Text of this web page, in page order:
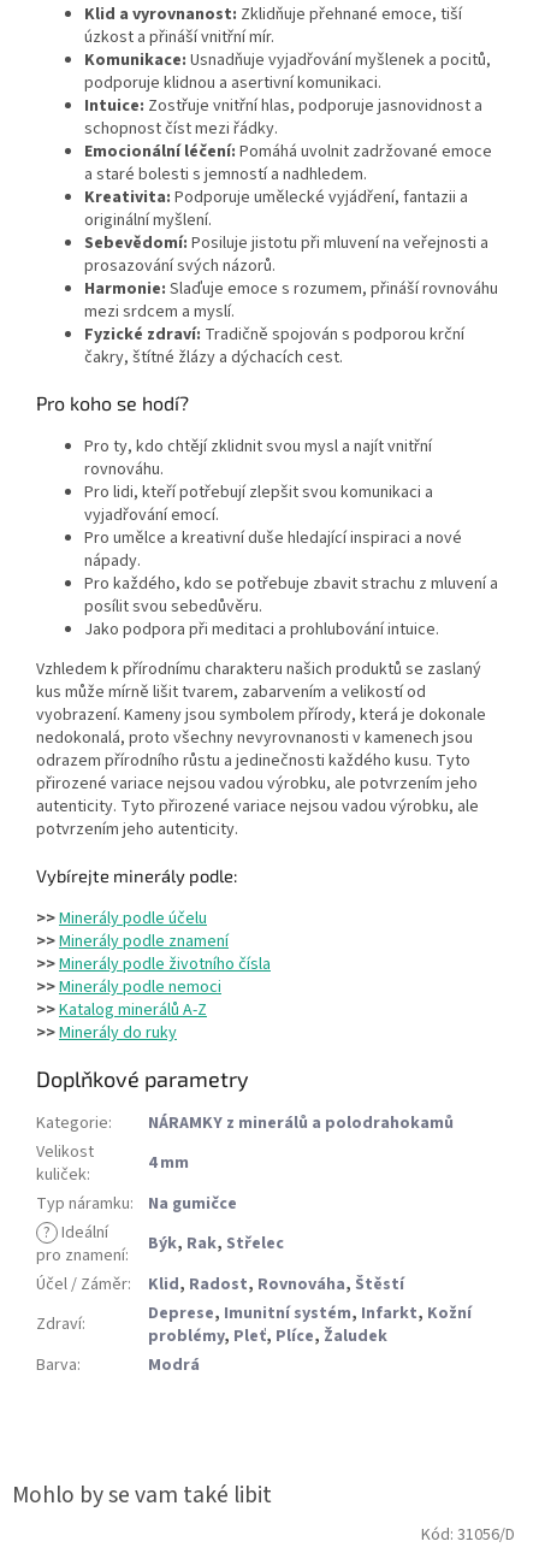
Klid a vyrovnanost: Zklidňuje přehnané emoce, tiší
úzkost a přináší vnitřní mír.
Komunikace: Usnadňuje vyjadřování myšlenek a pocitů,
podporuje klidnou a asertivní komunikaci.
Intuice: Zostřuje vnitřní hlas, podporuje jasnovidnost a
schopnost číst mezi řádky.
Emocionální léčení: Pomáhá uvolnit zadržované emoce
a staré bolesti s jemností a nadhledem.
Kreativita: Podporuje umělecké vyjádření, fantazii a
originální myšlení.
Sebevědomí: Posiluje jistotu při mluvení na veřejnosti a
prosazování svých názorů.
Harmonie: Slaďuje emoce s rozumem, přináší rovnováhu
mezi srdcem a myslí.
Fyzické zdraví: Tradičně spojován s podporou krční
čakry, štítné žlázy a dýchacích cest.
Pro koho se hodí?
Pro ty, kdo chtějí zklidnit svou mysl a najít vnitřní
rovnováhu.
Pro lidi, kteří potřebují zlepšit svou komunikaci a
vyjadřování emocí.
Pro umělce a kreativní duše hledající inspiraci a nové
nápady.
Pro každého, kdo se potřebuje zbavit strachu z mluvení a
posílit svou sebedůvěru.
Jako podpora při meditaci a prohlubování intuice.
Vzhledem k přírodnímu charakteru našich produktů se zaslaný
kus může mírně lišit tvarem, zabarvením a velikostí od
vyobrazení. Kameny jsou symbolem přírody, která je dokonale
nedokonalá, proto všechny nevyrovnanosti v kamenech jsou
odrazem přírodního růstu a jedinečnosti každého kusu. Tyto
přirozené variace nejsou vadou výrobku, ale potvrzením jeho
autenticity. Tyto přirozené variace nejsou vadou výrobku, ale
potvrzením jeho autenticity.
Vybírejte minerály podle:
>>Minerály podle účelu
>>Minerály podle znamení
>>Minerály podle životního čísla
>>Minerály podle nemoci
>>Katalog minerálů A-Z
>>Minerály do ruky
Doplňkové parametry
Kategorie:
NÁRAMKY z minerálů a polodrahokamů
Velikost
kuliček:
4 mm
Typ náramku:
Na gumičce
? Ideální
pro znamení: Býk, Rak, Střelec
Účel / Záměr: Klid, Radost, Rovnováha, Štěstí
Zdraví: Deprese, Imunitní systém, Infarkt, Kožní
problémy, Pleť, Plíce, Žaludek
Barva: Modrá
Kód: 31056/D